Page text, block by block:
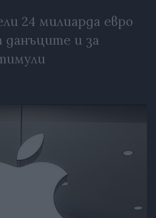
24 милиарда евро
данъците и за